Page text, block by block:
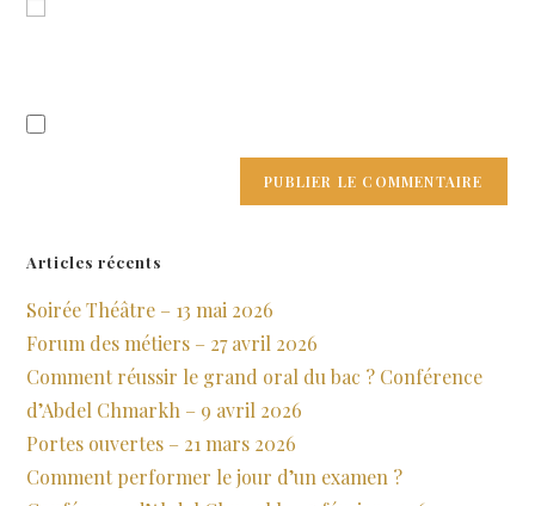
Articles récents
Soirée Théâtre – 13 mai 2026
Forum des métiers – 27 avril 2026
Comment réussir le grand oral du bac ? Conférence
d’Abdel Chmarkh – 9 avril 2026
Portes ouvertes – 21 mars 2026
Comment performer le jour d’un examen ?